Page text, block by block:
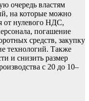
очередь властям
на которые можно
от нулевого НДС,
погашение
средств, закупку
технологий. Также
и снизить размер
с 20 до 10–